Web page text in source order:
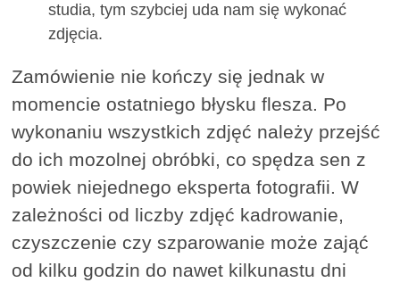
studia, tym szybciej uda nam się wykonać
zdjęcia.
Zamówienie nie kończy się jednak w
momencie ostatniego błysku flesza. Po
wykonaniu wszystkich zdjęć należy przejść
do ich mozolnej obróbki, co spędza sen z
powiek niejednego eksperta fotografii. W
zależności od liczby zdjęć kadrowanie,
czyszczenie czy szparowanie może zająć
od kilku godzin do nawet kilkunastu dni